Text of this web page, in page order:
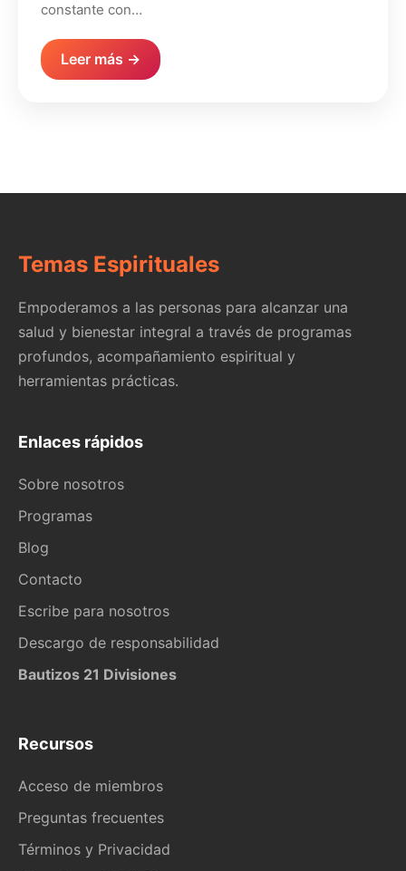
constante con…
Leer más →
Temas Espirituales
Empoderamos a las personas para alcanzar una
salud y bienestar integral a través de programas
profundos, acompañamiento espiritual y
herramientas prácticas.
Enlaces rápidos
Sobre nosotros
Programas
Blog
Contacto
Escribe para nosotros
Descargo de responsabilidad
Bautizos 21 Divisiones
Recursos
Acceso de miembros
Preguntas frecuentes
Términos y Privacidad